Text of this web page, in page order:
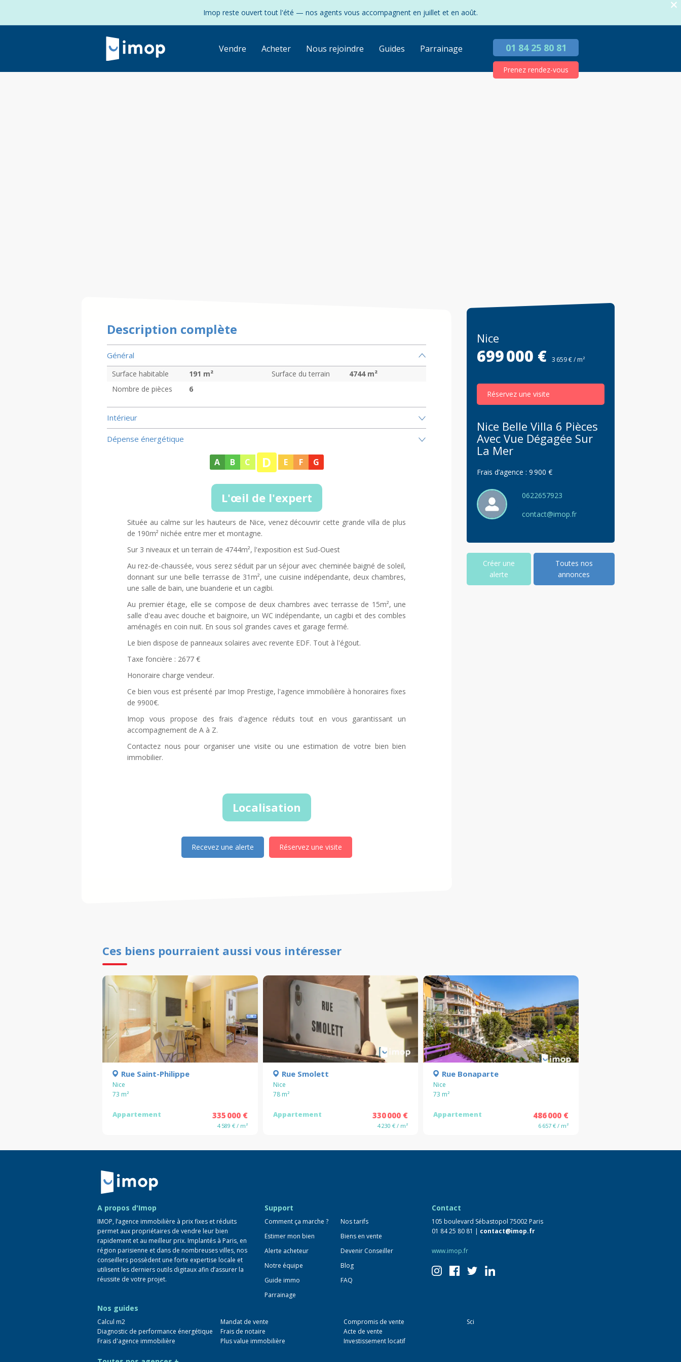
Imop reste ouvert tout l'été — nos agents vous accompagnent en juillet et en août.
Vendre Acheter Nous rejoindre Guides Parrainage 01 84 25 80 81
Prenez rendez-vous
Description complète
Général
Surface habitable 191 m² Surface du terrain 4744m²
Nombre de pièces
6
Intérieur
Dépense énergétique
A B C D E F G
L'œil de l'expert
Située au calme sur les hauteurs de Nice, venez découvrir cette grande villa de plus
de 190m² nichée entre mer et montagne.
Sur 3 niveaux et un terrain de 4744m², l'exposition est Sud-Ouest
Au rez-de-chaussée, vous serez séduit par un séjour avec cheminée baigné de soleil,
donnant sur une belle terrasse de 31m², une cuisine indépendante, deux chambres,
une salle de bain, une buanderie et un cagibi.
Au premier étage, elle se compose de deux chambres avec terrasse de 15m², une
salle d'eau avec douche et baignoire, un WC indépendante, un cagibi et des combles
aménagés en coin nuit. En sous sol grandes caves et garage fermé.
Le bien dispose de panneaux solaires avec revente EDF. Tout à l'égout.
Taxe foncière : 2677 €
Honoraire charge vendeur.
Ce bien vous est présenté par Imop Prestige, l'agence immobilière à honoraires fixes
de 9900€.
Imop vous propose des frais d'agence réduits tout en vous garantissant un
accompagnement de A à Z.
Contactez nous pour organiser une visite ou une estimation de votre bien bien
immobilier.
Localisation
Recevez une alerte Réservez une visite
Nice
699 000 € 3 659 € / m²
Réservez une visite
Nice Belle Villa 6 Pièces
Avec Vue Dégagée Sur
La Mer
Frais d’agence :9 900 €
0622657923
contact@imop.fr
Créer une
alerte
Toutes nos
annonces
Ces biens pourraient aussi vous intéresser
Rue Saint-Philippe
Nice
73 m²
Appartement 335 000 €
4 589 € / m²
Rue Smolett
Nice
78m²
Appartement 330 000 €
4 230 € / m²
Rue Bonaparte
Nice
73 m²
Appartement 486 000 €
6 657 € / m²
Retour à la navigation principale
A propos d'Imop
IMOP, l’agence immobilière à prix fixes et réduits
permet aux propriétaires de vendre leur bien
rapidement et au meilleur prix. Implantés à Paris, en
région parisienne et dans de nombreuses villes, nos
conseillers possèdent une forte expertise locale et
utilisent les derniers outils digitaux afin d’assurer la
réussite de votre projet.
Support
Comment ça marche ?
Nos tarifs
Estimer mon bien
Biens en vente
Alerte acheteur
Devenir Conseiller
Notre équipe
Blog
Guide immo
FAQ
Parrainage
Contact
105 boulevard Sébastopol 75002 Paris
01 84 25 80 81 | contact@imop.fr
www.imop.fr
Nos guides
Calcul m2
Diagnostic de performance énergétique
Frais d'agence immobilière
Mandat de vente
Frais de notaire
Plus value immobilière
Compromis de vente
Acte de vente
Investissement locatif
Sci